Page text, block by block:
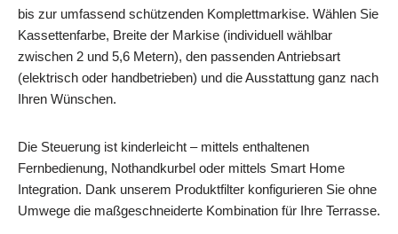
bis zur umfassend schützenden Komplettmarkise. Wählen Sie
Kassettenfarbe, Breite der Markise (individuell wählbar
zwischen 2 und 5,6 Metern), den passenden Antriebsart
(elektrisch oder handbetrieben) und die Ausstattung ganz nach
Ihren Wünschen.
Die Steuerung ist kinderleicht – mittels enthaltenen
Fernbedienung, Nothandkurbel oder mittels Smart Home
Integration. Dank unserem Produktfilter konfigurieren Sie ohne
Umwege die maßgeschneiderte Kombination für Ihre Terrasse.